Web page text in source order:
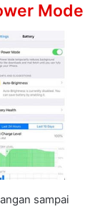
Mode
sampai